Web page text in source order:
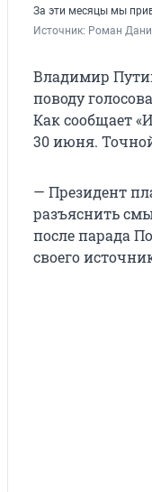
За эти месяцы мы
Источник: Роман
Владимир
поводу
Как сообщает
30 июня.
— Президент
разъяснить
после парада
своего